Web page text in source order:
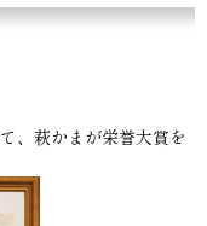
、萩かまが栄誉大賞を